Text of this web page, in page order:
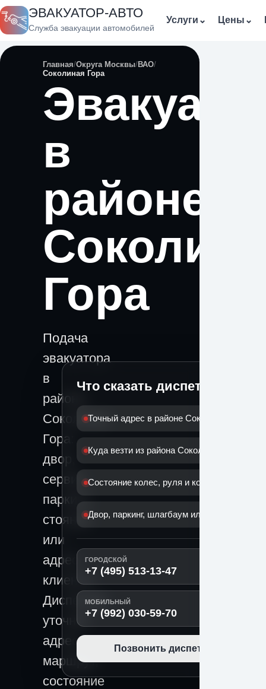
ЭВАКУАТОР-АВТО
Служба эвакуации автомобилей
Услуги ⌄ Цены ⌄
Главная Округа Москвы ВАО
Соколиная Гора
в
районе
Гора
Подача
эвакуатора
в
районе
Соколиная
Гора:
двор,
сервис,
паркинг,
стоянка
или
адрес
клиента.
Диспетчер
уточнит
адрес,
маршрут,
состояние
Что сказать диспетчеру
Точный адрес в районе Соколиная Гора
Куда везти из района Соколиная Гора
Состояние колес, руля и коробки
Двор, паркинг, шлагбаум или дорога
ГОРОДСКОЙ
+7 (495) 513-13-47
МОБИЛЬНЫЙ
+7 (992) 030-59-70
Позвонить диспетчеру